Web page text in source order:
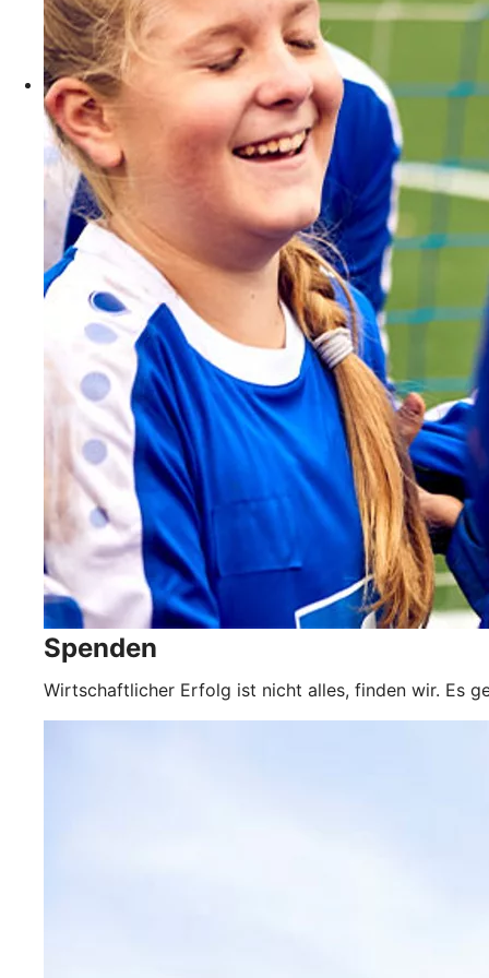
Spenden
Wirtschaftlicher Erfolg ist nicht alles, finden wir. Es